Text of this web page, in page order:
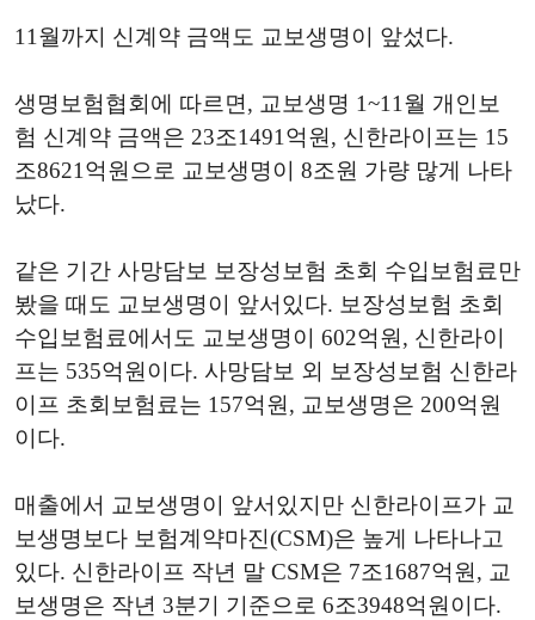
11월까지 신계약 금액도 교보생명이 앞섰다.
생명보험협회에 따르면, 교보생명 1~11월 개인보
험 신계약 금액은 23조1491억원, 신한라이프는 15
조8621억원으로 교보생명이 8조원 가량 많게 나타
났다.
같은 기간 사망담보 보장성보험 초회 수입보험료만
봤을 때도 교보생명이 앞서있다. 보장성보험 초회
수입보험료에서도 교보생명이 602억원, 신한라이
프는 535억원이다. 사망담보 외 보장성보험 신한라
이프 초회보험료는 157억원, 교보생명은 200억원
이다.
매출에서 교보생명이 앞서있지만 신한라이프가 교
보생명보다 보험계약마진(CSM)은 높게 나타나고
있다. 신한라이프 작년 말 CSM은 7조1687억원, 교
보생명은 작년 3분기 기준으로 6조3948억원이다.